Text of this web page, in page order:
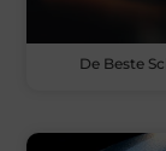
De Beste